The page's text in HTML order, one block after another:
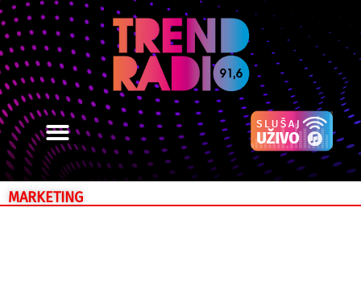
MARKETING